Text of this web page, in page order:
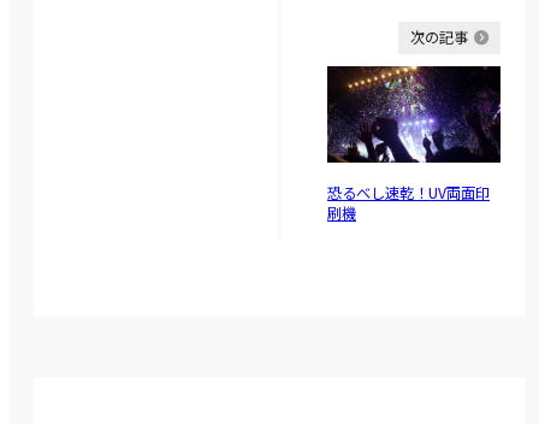
次の記事
恐るべし速乾！UV両面印
刷機